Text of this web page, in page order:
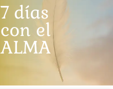
7 días
con el
ALMA